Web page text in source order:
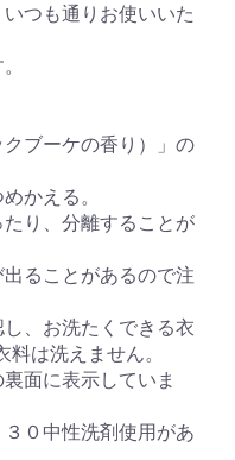
つも通りお使いいた
ブーケの香り）」の
かえる。
り、分離することが
ることがあるので注
、お洗たくできる衣
は洗えません。
面に表示していま
０中性洗剤使用があ